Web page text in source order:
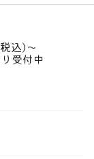
込)〜
受付中
切な会合に最
供。
にふさわしい